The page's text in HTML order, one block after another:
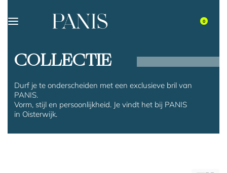
0
COLLECTIE
Durf je te onderscheiden met een exclusieve bril van
PANIS.
Vorm, stijl en persoonlijkheid. Je vindt het bij PANIS
in Oisterwijk.